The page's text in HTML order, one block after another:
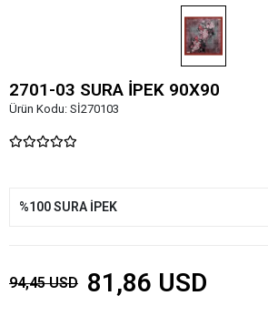
2701-03 SURA İPEK 90X90
Ürün Kodu: Sİ270103
%100 SURA İPEK
94,45 USD 81,86 USD